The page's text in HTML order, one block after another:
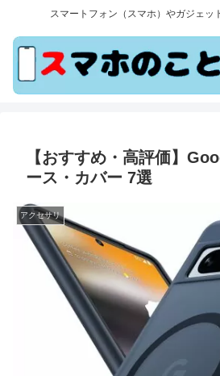
スマートフォン（スマホ）やガジェッ
【おすすめ・高評価】
ース・カバー 7選
アクセサリ